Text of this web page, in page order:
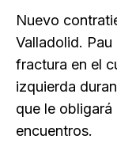
Nuevo
Valladolid.
fractura en el
izquierda
que le
encuentros.